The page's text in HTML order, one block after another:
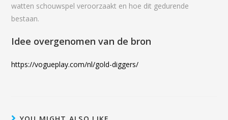
watten schouwspel veroorzaakt en hoe dit gedurende
bestaan.
Idee overgenomen van de bron
https://vogueplay.com/nl/gold-diggers/